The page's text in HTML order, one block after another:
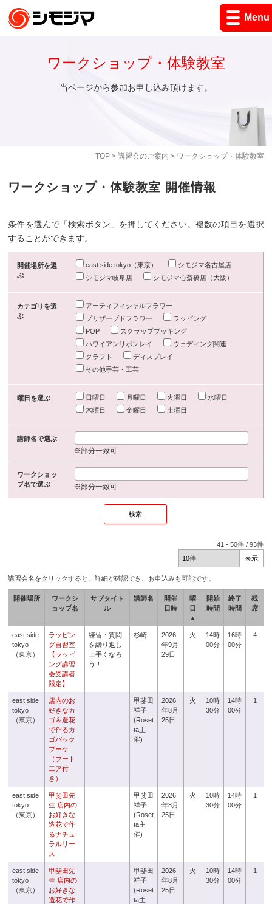
Menu
TOP> 講習会のご案内 > ワークショップ・体験教室
ワークショップ・体験教室
当ページから参加お申し込み頂けます。
ワークショップ・体験教室 開催情報
条件を選んで「検索ボタン」を押してください。複数の項目を選択
することができます。
開催場所を選
ぶ
east side tokyo（東京）
シモジマ名古屋店
シモジマ岐阜店
シモジマ心斎橋店（大阪）
カテゴリを選
ぶ
アーティフィシャルフラワー
プリザーブドフラワー
ラッピング
POP
スクラップブッキング
ハワイアンリボンレイ
ウェディング関連
クラフト
ディスプレイ
その他手芸・工芸
曜日を選ぶ 日曜日 月曜日 火曜日
水曜日
木曜日
金曜日 土曜日
講師名で選ぶ
※部分一致可
ワークショッ
プ名で選ぶ
※部分一致可
41 -50件 /93件
講習会名をクリックすると、詳細が確認でき、お申込みも可能です。
開催場所
ワークシ
ョップ名
サブタイト
ル
講師名
開催
日時
曜
日
▲
開始
時間
終了
時間
残
席
east side
tokyo
（東京）
ラッピン
グ自習室
【ラッピ
ング講習
会受講者
限定】
練習・質問
を繰り返し
上手くなろ
う！
杉崎
2026
年9月
29日
火
14時
00分
16時
00分
4
east side
tokyo
（東京）
店内のお
好きなカ
ゴ＆造花
で作るカ
ゴバック
ブーケ
（ブート
二ア付
き）
甲斐田
祥子
(Roset
ta主
催)
2026
年8月
25日
火
10時
30分
14時
00分
1
east side
tokyo
（東京）
甲斐田先
生 店内の
お好きな
造花で作
るナチュ
ラルリー
ス
甲斐田
祥子
(Roset
ta主
催)
2026
年8月
25日
火
10時
30分
14時
00分
1
east side
tokyo
（東京）
甲斐田先
生 店内の
お好きな
造花で作
甲斐田
祥子
(Roset
ta主
2026
年8月
25日
火
10時
30分
14時
00分
1